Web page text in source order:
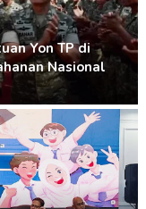
Yon TP di
Nasional